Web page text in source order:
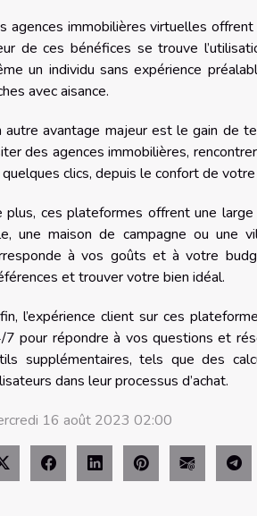
agences immobilières virtuelles
de ces bénéfices se trouve
un individu sans expérience
avec aisance.
autre avantage majeur est le gain de
des agences immobilières,
clics, depuis le confort de
plus, ces plateformes offrent une
une maison de campagne ou une
à vos goûts et à votre
et trouver votre bien idéal.
l’expérience client sur ces
7 pour répondre à vos questions et
supplémentaires, tels que des
dans leur processus d’achat.
16 août 2023 02:00